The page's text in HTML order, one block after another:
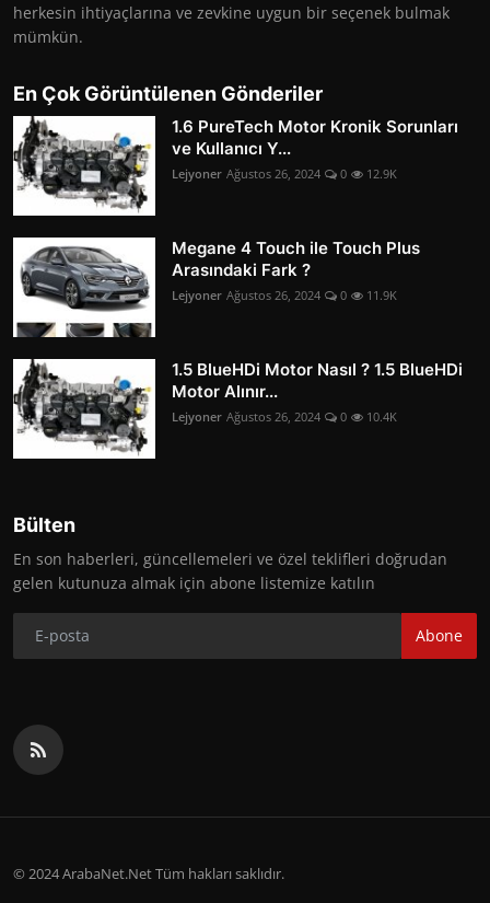
herkesin ihtiyaçlarına ve zevkine uygun bir seçenek bulmak
mümkün.
En Çok Görüntülenen Gönderiler
1.6 PureTech Motor Kronik Sorunları
ve Kullanıcı Y...
Lejyoner Ağustos 26, 2024 0 12.9K
Megane 4 Touch ile Touch Plus
Arasındaki Fark ?
Lejyoner Ağustos 26, 2024 0 11.9K
1.5 BlueHDi Motor Nasıl ? 1.5 BlueHDi
Motor Alınır...
Lejyoner Ağustos 26, 2024 0 10.4K
Bülten
En son haberleri, güncellemeleri ve özel teklifleri doğrudan
gelen kutunuza almak için abone listemize katılın
Abone
© 2024 ArabaNet.Net Tüm hakları saklıdır.